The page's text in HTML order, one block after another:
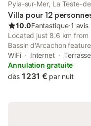
personnes chacune.
Pyla-sur-Mer, La Teste-
Villa pour 12
10.0Fantastique⋅1 avis
Located just 8.6 km from
Bassin d'Arcachon
access to a garden,
kitchen.
WiFi Internet
Terrasse
Annulation gratuite
dès 1 231 € par nuit